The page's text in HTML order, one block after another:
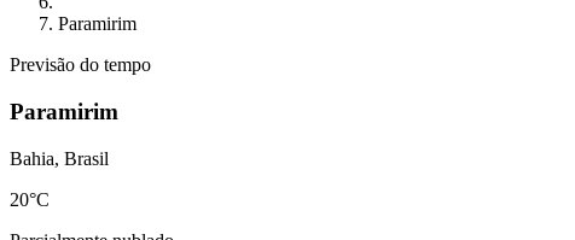
Paramirim
Previsão do tempo
Paramirim
Bahia, Brasil
20°C